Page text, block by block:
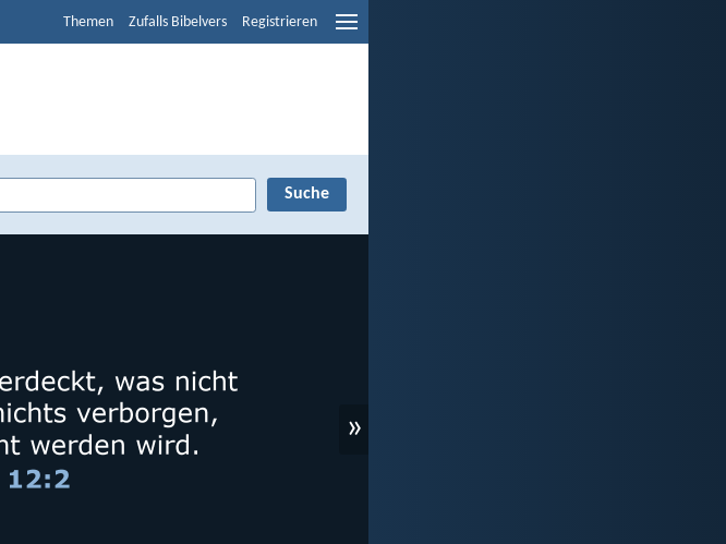
Themen Zufalls Bibelvers Registrieren
»